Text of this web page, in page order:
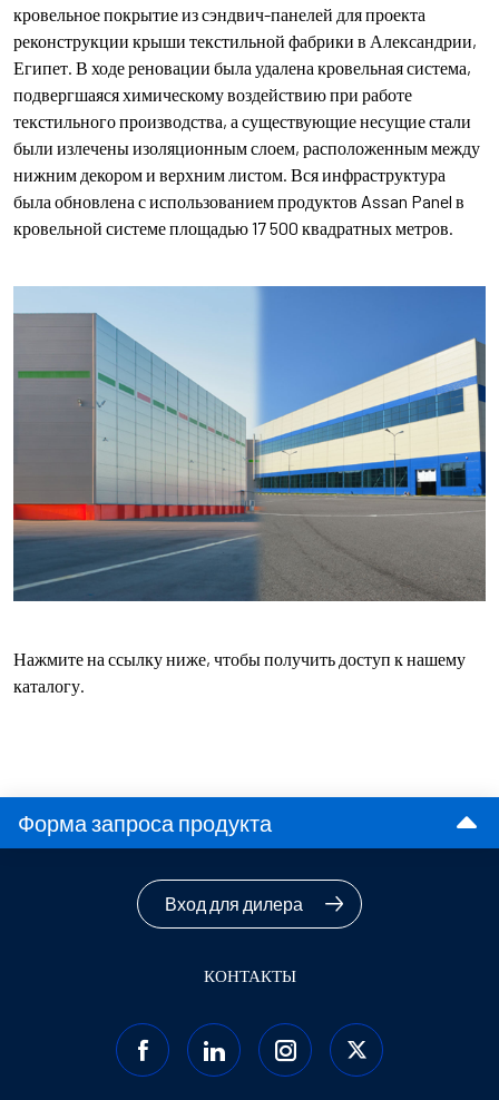
кровельное покрытие из сэндвич-панелей для проекта
реконструкции крыши текстильной фабрики в Александрии,
Египет. В ходе реновации была удалена кровельная система,
подвергшаяся химическому воздействию при работе
текстильного производства, а существующие несущие стали
были излечены изоляционным слоем, расположенным между
нижним декором и верхним листом. Вся инфраструктура
была обновлена ​​с использованием продуктов Assan Panel в
кровельной системе площадью 17 500 квадратных метров.
Нажмите на ссылку ниже, чтобы получить доступ к нашему
каталогу.
Форма запроса продукта
Вход для дилера
КОНТАКТЫ